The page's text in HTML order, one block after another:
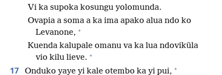
Vi ka supoka kosungu yolomunda.
Ovapia a soma a ka ima apako alua ndo ko
Levanone, +
Kuenda kalupale omanu va ka lua ndovikũla
vio kilu lieve. +
17 Onduko yaye yi kale otembo ka yi pui, +